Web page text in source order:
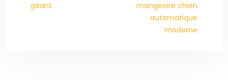
géant
mangeoire chien
automatique
moderne